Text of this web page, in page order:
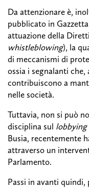
Da attenzionare è,
pubblicato in
attuazione della
whistleblowing), la
di meccanismi di
ossia i segnalanti
contribuiscono a
nelle società.
Tuttavia, non si può
disciplina sul lobbying
Busia, recentemente
attraverso un
Parlamento.
Passi in avanti